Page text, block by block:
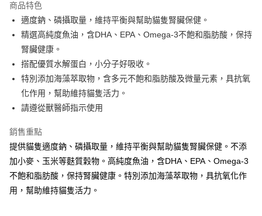
合作金庫商業銀行
華南商業銀行
彰化商業銀行
上海商業儲蓄銀行
台北富邦商業銀行
國泰世華商業銀行
臺灣中小企業銀行
台中商業銀行
匯豐（台灣）商業銀行
華泰商業銀行
聯邦商業銀行
遠東國際商業銀行
元大商業銀行
玉山商業銀行
台灣樂天信用卡公司
6 期 0 利率 每期
華南商業銀行
彰化商業銀行
上海商業儲蓄銀行
國泰世華商業銀行
兆豐國際商業銀行
臺灣中小企業銀行
台中商業銀行
匯豐（台灣）商業銀行
聯邦商業銀行
元大商業銀行
玉山商業銀行
台灣樂天信用卡公司
12 期 0 利率 每期 NT$82
合作金庫商業銀行
上海商業儲蓄銀行
台北富邦商業銀行
國泰世華商業銀行
兆豐國際商業銀行
臺灣中小企業銀行
匯豐（台灣）商業銀行
元大商業銀行
玉山商業銀行
星展（台灣）商業銀行
台新國際商業銀行
中國信託商業銀行
24 期 0 利率 每期
合作金庫商業銀行
第一商業銀行
華南商業銀行
彰化商業銀行
兆豐國際商業銀行
台中商業銀行
遠東國際商業銀行
永豐商業銀行
玉山商業銀行
星展（台灣）商業銀行
台新國際商業銀行
中國信託商業銀行
台灣樂天信用卡公司
超商取貨付款
LINE Pay
Apple Pay
街口支付
悠遊付
AFTEE先享後付
相關說明
商品特色
適度鈉、磷攝取量，維持平衡與幫助貓隻腎臟保健。
精選高純度魚油，含DHA、EPA、Omega-3不飽和脂肪酸，保持
腎臟健康。
搭配優質水解蛋白，小分子好吸收。
特別添加海藻萃取物，含多元不飽和脂肪酸及微量元素，具抗氧
化作用，幫助維持貓隻活力。
請遵從獸醫師指示使用
銷售重點
提供貓隻適度鈉、磷攝取量，維持平衡與幫助貓隻腎臟保健。不添
加小麥、玉米等麩質穀物。高純度魚油，含DHA、EPA、Omega-3
不飽和脂肪酸，保持腎臟健康。特別添加海藻萃取物，具抗氧化作
用，幫助維持貓隻活力。